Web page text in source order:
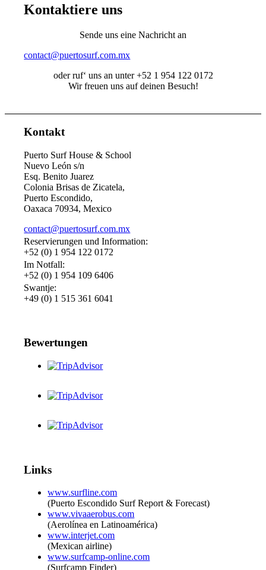
Kontaktiere uns
Sende uns eine Nachricht an
contact@puertosurf.com.mx
oder ruf‘ uns an unter +52 1 954 122 0172
Wir freuen uns auf deinen Besuch!
Kontakt
Puerto Surf House & School
Nuevo León s/n
Esq. Benito Juarez
Colonia Brisas de Zicatela,
Puerto Escondido,
Oaxaca 70934, Mexico
contact@puertosurf.com.mx
Reservierungen und Information:
+52 (0) 1 954 122 0172
Im Notfall:
+52 (0) 1 954 109 6406
Swantje:
+49 (0) 1 515 361 6041
Bewertungen
Links
www.surfline.com
(Puerto Escondido Surf Report & Forecast)
www.vivaaerobus.com
(Aerolínea en Latinoamérica)
www.interjet.com
(Mexican airline)
www.surfcamp-online.com
(Surfcamp Finder)